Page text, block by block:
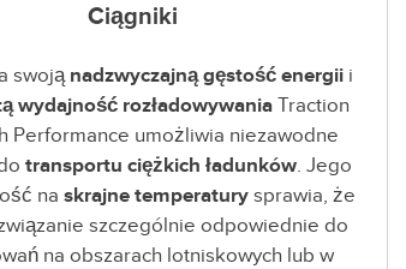
Ciągniki
swojąnadzwyczajną gęstość energii i
wydajność rozładowywaniaTraction
Performance umożliwia niezawodne
transportu ciężkich ładunków. Jego
naskrajne temperatury sprawia, że
szczególnie odpowiednie do
na obszarach lotniskowych lub w